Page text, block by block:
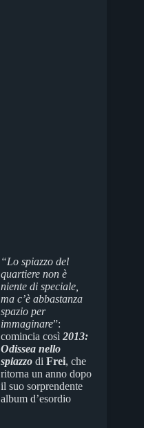
“Lo spiazzo del
quartiere non è
niente di speciale,
ma c’è abbastanza
spazio per
immaginare”:
comincia così 2013:
Odissea nello
spiazzo di Frei, che
ritorna un anno dopo
il suo sorprendente
album d’esordio